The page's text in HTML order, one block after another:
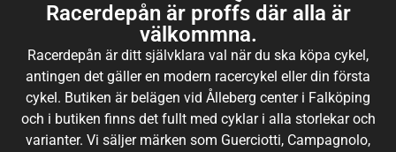
Racerdepån är proffs där alla är
välkommna.
Racerdepån är ditt självklara val när du ska köpa cykel,
antingen det gäller en modern racercykel eller din första
cykel. Butiken är belägen vid Ålleberg center i Falköping
och i butiken finns det fullt med cyklar i alla storlekar och
varianter. Vi säljer märken som Guerciotti, Campagnolo,